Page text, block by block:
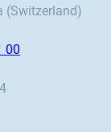
(Switzerland)
00